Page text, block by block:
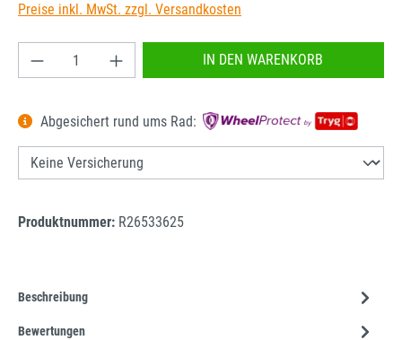
Preise inkl. MwSt. zzgl. Versandkosten
Produkt Anzahl: Gib den gewünschten Wert
IN DEN WARENKORB
Abgesichert rund ums Rad:
Produktnummer: R26533625
Beschreibung
Bewertungen